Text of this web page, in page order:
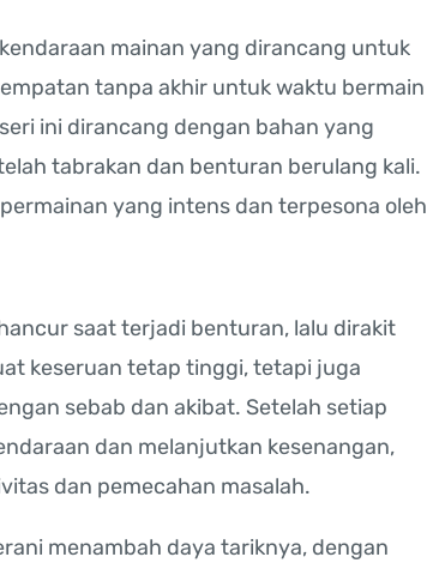
mainan yang dirancang untuk
tanpa akhir untuk waktu bermain
ini dirancang dengan bahan yang
tabrakan dan benturan berulang kali.
yang intens dan terpesona oleh
saat terjadi benturan, lalu dirakit
keseruan tetap tinggi, tetapi juga
sebab dan akibat. Setelah setiap
dan melanjutkan kesenangan,
dan pemecahan masalah.
menambah daya tariknya, dengan